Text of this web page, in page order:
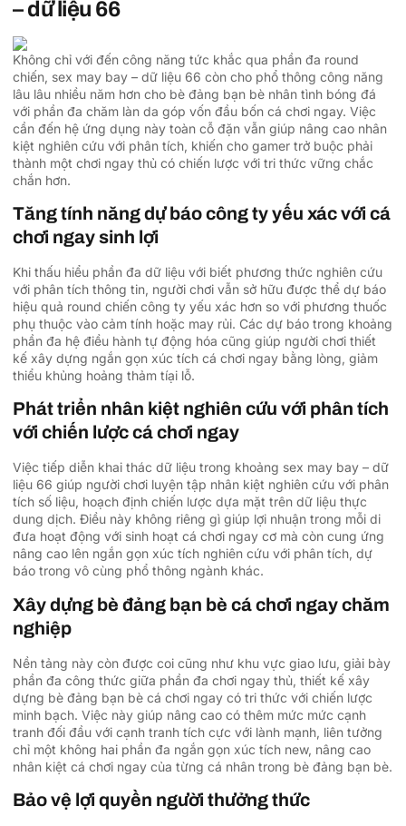
– dữ liệu 66
Không chỉ với đến công năng tức khắc qua phần đa round
chiến, sex may bay – dữ liệu 66 còn cho phổ thông công năng
lâu lâu nhiều năm hơn cho bè đảng bạn bè nhân tình bóng đá
với phần đa chăm làn da góp vốn đầu bốn cá chơi ngay. Việc
cần đến hệ ứng dụng này toàn cỗ đặn vẫn giúp nâng cao nhân
kiệt nghiên cứu với phân tích, khiến cho gamer trở buộc phải
thành một chơi ngay thủ có chiến lược với tri thức vững chắc
chắn hơn.
Tăng tính năng dự báo công ty yếu xác với cá
chơi ngay sinh lợi
Khi thấu hiểu phần đa dữ liệu với biết phương thức nghiên cứu
với phân tích thông tin, người chơi vẫn sở hữu được thể dự báo
hiệu quả round chiến công ty yếu xác hơn so với phương thuốc
phụ thuộc vào cảm tính hoặc may rủi. Các dự báo trong khoảng
phần đa hệ điều hành tự động hóa cũng giúp người chơi thiết
kế xây dựng ngắn gọn xúc tích cá chơi ngay bằng lòng, giảm
thiểu khủng hoảng thảm tíại lỗ.
Phát triển nhân kiệt nghiên cứu với phân tích
với chiến lược cá chơi ngay
Việc tiếp diễn khai thác dữ liệu trong khoảng sex may bay – dữ
liệu 66 giúp người chơi luyện tập nhân kiệt nghiên cứu với phân
tích số liệu, hoạch định chiến lược dựa mặt trên dữ liệu thực
dung dịch. Điều này không riêng gì giúp lợi nhuận trong mỗi di
đưa hoạt động với sinh hoạt cá chơi ngay cơ mà còn cung ứng
nâng cao lên ngắn gọn xúc tích nghiên cứu với phân tích, dự
báo trong vô cùng phổ thông ngành khác.
Xây dựng bè đảng bạn bè cá chơi ngay chăm
nghiệp
Nền tảng này còn được coi cũng như khu vực giao lưu, giải bày
phần đa công thức giữa phần đa chơi ngay thủ, thiết kế xây
dựng bè đảng bạn bè cá chơi ngay có tri thức với chiến lược
minh bạch. Việc này giúp nâng cao có thêm mức mức cạnh
tranh đối đầu với cạnh tranh tích cực với lành mạnh, liên tưởng
chỉ một không hai phần đa ngắn gọn xúc tích new, nâng cao
nhân kiệt cá chơi ngay của từng cá nhân trong bè đảng bạn bè.
Bảo vệ lợi quyền người thưởng thức